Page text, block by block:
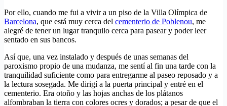
Por ello, cuando me fui a vivir a un piso de la Villa Olímpica de
Barcelona, que está muy cerca del cementerio de Poblenou, me
alegré de tener un lugar tranquilo cerca para pasear y poder leer
sentado en sus bancos.
Así que, una vez instalado y después de unas semanas del
paroxismo propio de una mudanza, me sentí al fin una tarde con la
tranquilidad suficiente como para entregarme al paseo reposado y a
la lectura sosegada. Me dirigí a la puerta principal y entré en el
cementerio. Era otoño y las hojas anchas de los plátanos
alfombraban la tierra con colores ocres y dorados; a pesar de que el